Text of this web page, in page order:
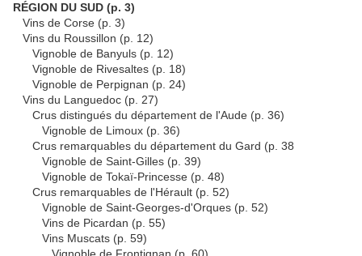
RÉGION DU SUD (p. 3)
Vins de Corse (p. 3)
Vins du Roussillon (p. 12)
Vignoble de Banyuls (p. 12)
Vignoble de Rivesaltes (p. 18)
Vignoble de Perpignan (p. 24)
Vins du Languedoc (p. 27)
Crus distingués du département de l'Aude (p. 36)
Vignoble de Limoux (p. 36)
Crus remarquables du département du Gard (p. 38
Vignoble de Saint-Gilles (p. 39)
Vignoble de Tokaï-Princesse (p. 48)
Crus remarquables de l'Hérault (p. 52)
Vignoble de Saint-Georges-d'Orques (p. 52)
Vins de Picardan (p. 55)
Vins Muscats (p. 59)